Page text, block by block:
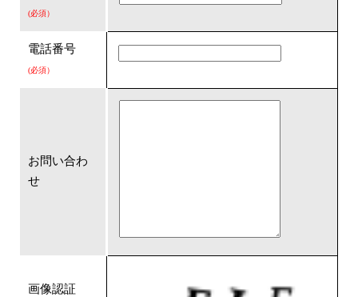
(必須）
電話番号
(必須）
お問い合わ
せ
画像認証